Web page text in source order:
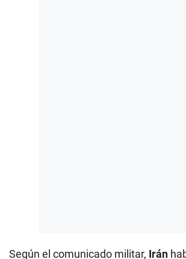
Según el comunicado militar, Irán